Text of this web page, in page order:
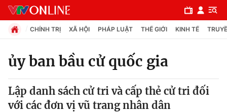
Chuyên mục
Chính trị
CHÍNH TRỊ XÃ HỘI PHÁP LUẬT THẾ GIỚI KINH TẾ
ủy ban bầu cử quốc gia
Lập danh sách cử tri và cấp thẻ cử tri đối
với các đơn vị vũ trang nhân dân